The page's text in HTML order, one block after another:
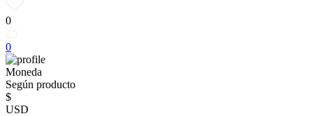
0
0
Moneda
Según producto
$
USD